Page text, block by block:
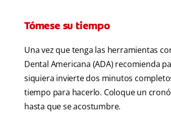
Tómese su tiempo
Una vez que tenga las herramientas
Dental Americana (ADA) recomienda
siquiera invierte dos minutos
tiempo para hacerlo. Coloque un
hasta que se acostumbre.